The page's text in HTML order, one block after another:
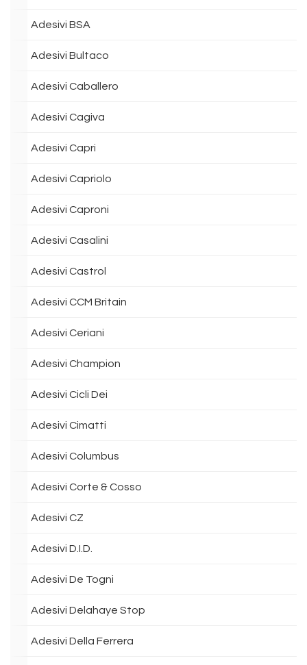
Adesivi BSA
Adesivi Bultaco
Adesivi Caballero
Adesivi Cagiva
Adesivi Capri
Adesivi Capriolo
Adesivi Caproni
Adesivi Casalini
Adesivi Castrol
Adesivi CCM Britain
Adesivi Ceriani
Adesivi Champion
Adesivi Cicli Dei
Adesivi Cimatti
Adesivi Columbus
Adesivi Corte & Cosso
Adesivi CZ
Adesivi D.I.D.
Adesivi De Togni
Adesivi Delahaye Stop
Adesivi Della Ferrera